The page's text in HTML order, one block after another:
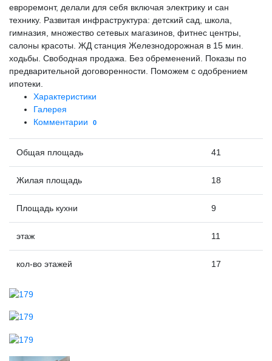
евроремонт, делали для себя включая электрику и сан
технику. Развитая инфраструктура: детский сад, школа,
гимназия, множество сетевых магазинов, фитнес центры,
салоны красоты. ЖД станция Железнодорожная в 15 мин.
ходьбы. Свободная продажа. Без обременений. Показы по
предварительной договоренности. Поможем с одобрением
ипотеки.
Характеристики
Галерея
Комментарии
0
Общая площадь 41
Жилая площадь 18
Площадь кухни 9
этаж 11
кол-во этажей 17